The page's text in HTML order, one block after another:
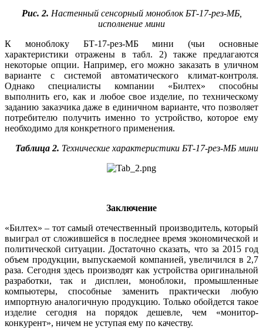
Рис. 2. Настенный сенсорный моноблок БТ‑17-рез-МБ,
исполнение мини
К моноблоку БТ‑17-рез-МБ мини (чьи основные
характеристики отражены в табл. 2) также предлагаются
некоторые опции. Например, его можно заказать в уличном
варианте с системой автоматического климат-контроля.
Однако специалисты компании «Билтех» способны
выполнить его, как и любое свое изделие, по техническому
заданию заказчика даже в единичном варианте, что позволяет
потребителю получить именно то устройство, которое ему
необходимо для конкретного применения.
Таблица 2. Технические характеристики БТ‑17-рез-МБ мини
Заключение
«Билтех» – тот самый отечественный производитель, который
выиграл от сложившейся в последнее время экономической и
политической ситуации. Достаточно сказать, что за 2015 год
объем продукции, выпускаемой компанией, увеличился в 2,7
раза. Сегодня здесь производят как устройства оригинальной
разработки, так и дисплеи, моноблоки, промышленные
компьютеры, способные заменить практически любую
импортную аналогичную продукцию. Только обойдется такое
изделие сегодня на порядок дешевле, чем «монитор-
конкурент», ничем не уступая ему по качеству.